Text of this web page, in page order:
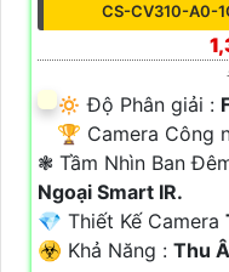
CS-CV310-A0-
🔅 Độ Phân giải :
🏆 Camera Công
❃ Tầm Nhìn Ban
Ngoại Smart IR.
💎 Thiết Kế Camera
️☣️ Khả Năng : Thu